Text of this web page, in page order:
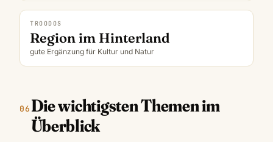
TROODOS
Region im Hinterland
gute Ergänzung für Kultur und Natur
Die wichtigsten Themen im
Überblick